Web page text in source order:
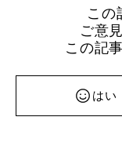
この
ご意
この記
はい